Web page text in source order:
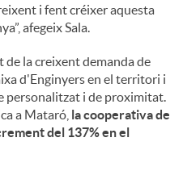
i fent créixer aquesta
afegeix Sala.
la creixent demanda de
d'Enginyers en el territori i
i de proximitat.
a Mataró, la cooperativa de
del 137% en el